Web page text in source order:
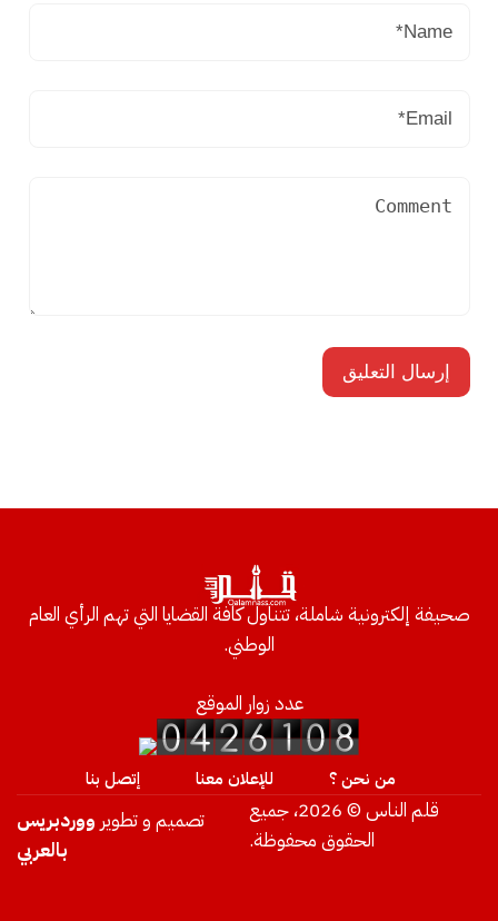
صحيفة إلكترونية شاملة، تتناول كافة القضايا التي تهم الرأي العام
الوطني.
عدد زوار الموقع
من نحن ؟ للإعلان معنا إتصل بنا
قلم الناس © 2026، جميع
الحقوق محفوظة.
تصميم و تطوير ووردبريس
بالعربي